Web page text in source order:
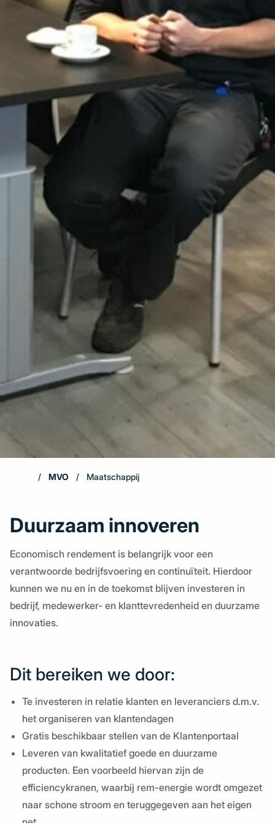
MVO Maatschappij
Duurzaam innoveren
Economisch rendement is belangrijk voor een
verantwoorde bedrijfsvoering en continuïteit. Hierdoor
kunnen we nu en in de toekomst blijven investeren in
bedrijf, medewerker- en klanttevredenheid en duurzame
innovaties.
Dit bereiken we door:
Te investeren in relatie klanten en leveranciers d.m.v.
het organiseren van klantendagen
Gratis beschikbaar stellen van de Klantenportaal
Leveren van kwalitatief goede en duurzame
producten. Een voorbeeld hiervan zijn de
efficiencykranen, waarbij rem-energie wordt omgezet
naar schone stroom en teruggegeven aan het eigen